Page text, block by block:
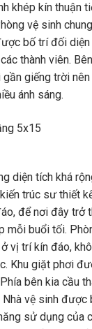
khép kín thuận
vệ sinh
bố trí đối diện
thành viên.
giếng trời
ánh sáng.
diện tích khá
​​trúc sư thiết
để nơi đây trở
mỗi buổi tối.
vị trí kín đáo,
Khu giặt phơi
bên kia cầu
vệ sinh được
sử dụng của